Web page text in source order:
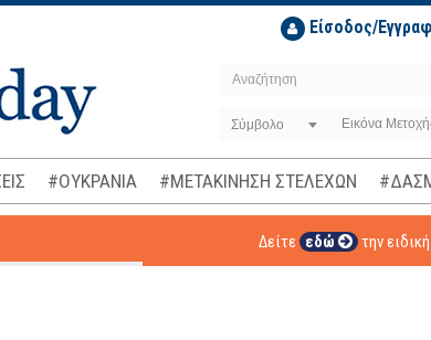
Είσοδος/
Σύμβολο
#ΟΥΚΡΑΝΙΑ #ΜΕΤΑΚΙΝΗΣΗ ΣΤΕΛΕΧΩΝ
Δείτε εδώ την